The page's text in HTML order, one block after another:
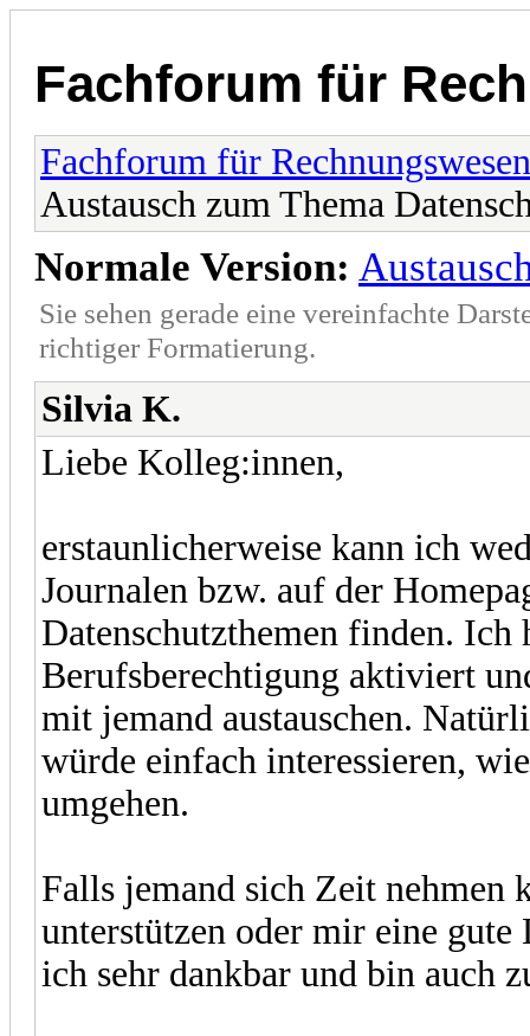
Fachforum für
Fachforum für Rechnungswesen
Austausch zum Thema
Normale Version:
Sie sehen gerade eine vereinfachte
richtiger Formatierung.
Silvia K.
Liebe Kolleg:innen,
erstaunlicherweise kann ich
Journalen bzw. auf der
Datenschutzthemen finden.
Berufsberechtigung aktiviert
mit jemand austauschen.
würde einfach interessieren,
umgehen.
Falls jemand sich Zeit nehmen
unterstützen oder mir eine
ich sehr dankbar und bin auch